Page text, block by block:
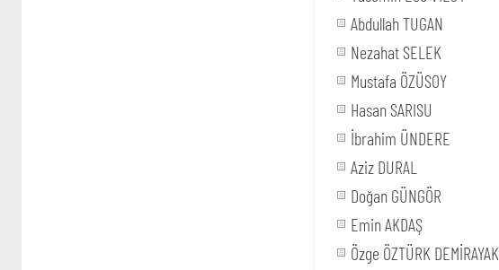
Abdullah TUGAN
Nezahat SELEK
Mustafa ÖZÜSOY
Hasan SARISU
İbrahim ÜNDERE
Aziz DURAL
Doğan GÜNGÖR
Emin AKDAŞ
Özge ÖZTÜRK DEMİRAYAK